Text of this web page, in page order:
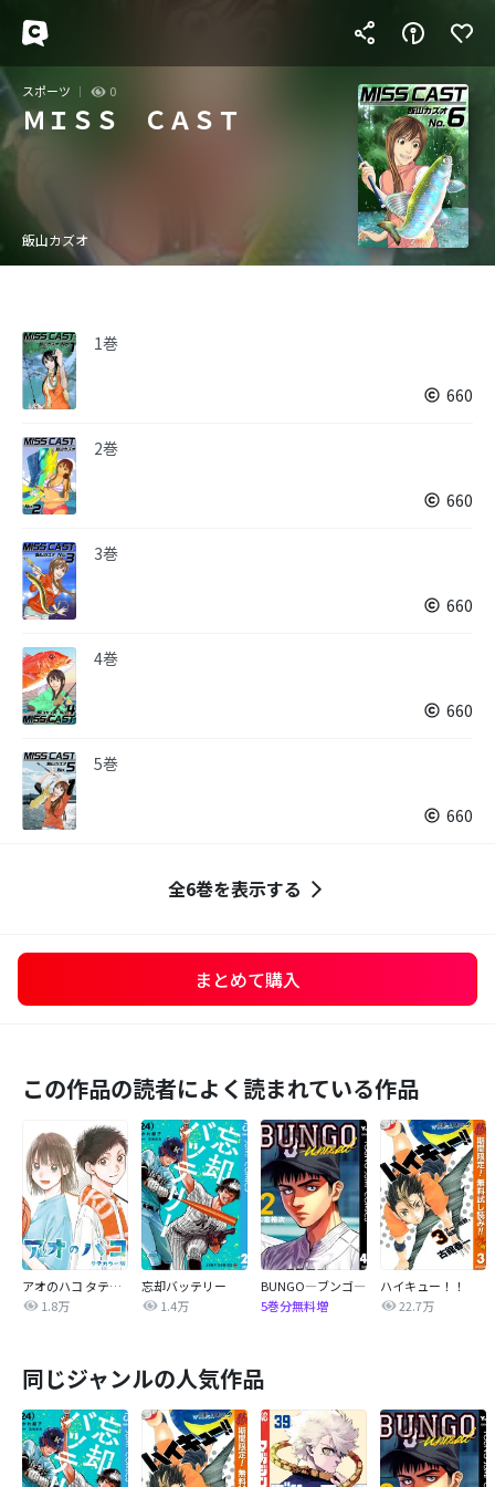
スポーツ 0
ＭＩＳＳ ＣＡＳＴ
飯山カズオ
1巻
660
2巻
660
3巻
660
4巻
660
5巻
660
全6巻を表示する
まとめて購入
この作品の読者によく読まれている作品
アオのハコ タテカラー版【タテヨミ】
1.8万
忘却バッテリー
1.4万
BUNGO―ブンゴ―
5巻分無料増
ハイキュー！！
22.7万
同じジャンルの人気作品